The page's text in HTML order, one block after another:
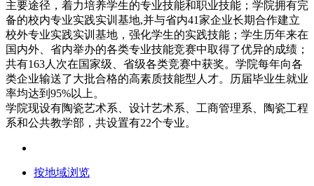
主要途径，着力培养学生的专业技能和职业技能；学院拥有完
备的校内专业实践实训基地,并与省内41家企业长期合作建立
校外专业实践实训基地，强化学生的实践技能；学生历年来在
国内外、省内举办的各类专业技能竞赛中取得了优异的成绩；
共有163人次在国家级、省级各类竞赛中获奖。学院每年向各
类企业输送了大批合格的高素质技能型人才。历届毕业生就业
率均达到95%以上。
学院现设有陶瓷艺术系、设计艺术系、工商管理系、陶瓷工程
系和公共教学部，共设置有22个专业。
按地域浏览